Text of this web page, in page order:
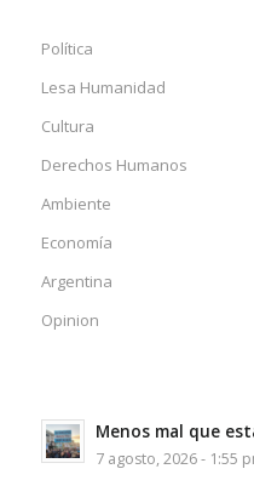
Política
Lesa Humanidad
Cultura
Derechos Humanos
Ambiente
Economía
Argentina
Opinion
Menos mal que
7 agosto, 2026 - 1:55